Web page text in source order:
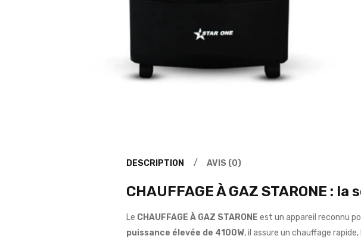
DESCRIPTION AVIS (0)
CHAUFFAGE À GAZ STARONE :
Le CHAUFFAGE À GAZ STARONE est un appareil reconnu
puissance élevée de 4100W, il assure un chauffage